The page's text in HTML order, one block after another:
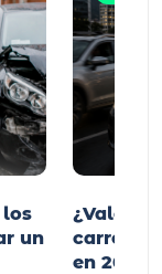
los
un
¿Vale la
carro
en 2026?